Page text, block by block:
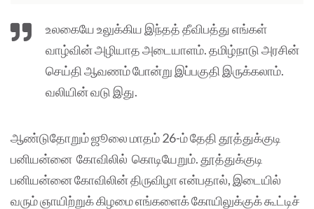
உலகையே உலுக்கிய இந்தத் தீவிபத்து எங்கள்
வாழ்வின் அழியாத அடையாளம். தமிழ்நாடு அரசின்
செய்தி ஆவணம் போன்று இப்பகுதி இருக்கலாம்.
வலியின் வடு இது.
ஆண்டுதோறும் ஜூலை மாதம் 26-ம் தேதி தூத்துக்குடி
பனியன்னை கோவிலில் கொடியேறும். தூத்துக்குடி
பனியன்னை கோவிலின் திருவிழா என்பதால், இடையில்
வரும் ஞாயிற்றுக் கிழமை எங்களைக் கோயிலுக்குக் கூட்டிச்